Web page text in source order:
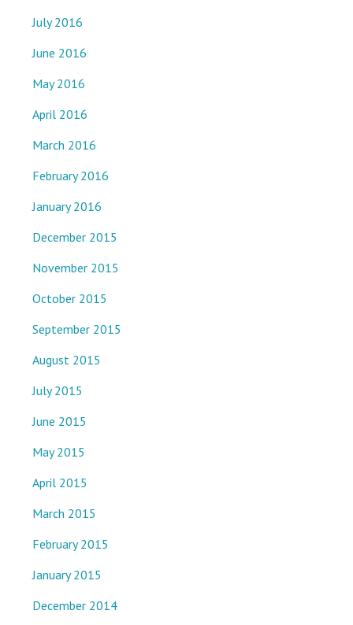
July 2016
June 2016
May 2016
April 2016
March 2016
February 2016
January 2016
December 2015
November 2015
October 2015
September 2015
August 2015
July 2015
June 2015
May 2015
April 2015
March 2015
February 2015
January 2015
December 2014